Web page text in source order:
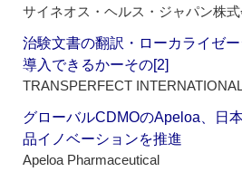
サイネオス・ヘルス・ジャパン株
治験文書の翻訳・ローカライゼ
導入できるかーその[2]
TRANSPERFECT
グローバルCDMOのApeloa、日
品イノベーションを推進
Apeloa Pharmaceutical